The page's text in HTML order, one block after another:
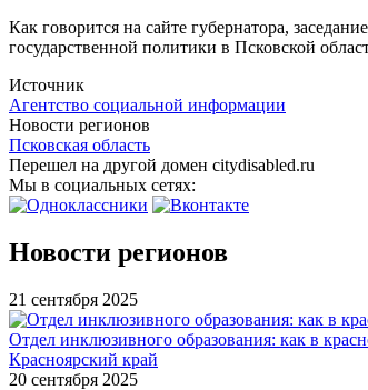
Как говорится на сайте губернатора,
государственной политики в Псковской
Источник
Агентство социальной информации
Новости регионов
Псковская область
Перешел на другой домен citydisabled.ru
Мы в социальных сетях:
Новости регионов
21 сентября 2025
Отдел инклюзивного образования: как в
Красноярский край
20 сентября 2025